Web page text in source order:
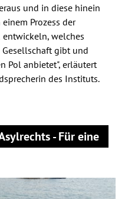
und in diese hinein
Prozess der
welches
gibt und
Pol anbietet", erläutert
des Instituts.
- Für eine